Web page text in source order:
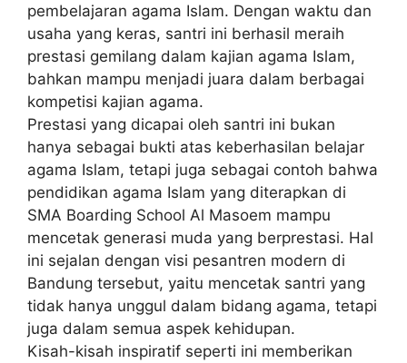
pembelajaran agama Islam. Dengan waktu dan
usaha yang keras, santri ini berhasil meraih
prestasi gemilang dalam kajian agama Islam,
bahkan mampu menjadi juara dalam berbagai
kompetisi kajian agama.
Prestasi yang dicapai oleh santri ini bukan
hanya sebagai bukti atas keberhasilan belajar
agama Islam, tetapi juga sebagai contoh bahwa
pendidikan agama Islam yang diterapkan di
SMA Boarding School Al Masoem mampu
mencetak generasi muda yang berprestasi. Hal
ini sejalan dengan visi pesantren modern di
Bandung tersebut, yaitu mencetak santri yang
tidak hanya unggul dalam bidang agama, tetapi
juga dalam semua aspek kehidupan.
Kisah-kisah inspiratif seperti ini memberikan